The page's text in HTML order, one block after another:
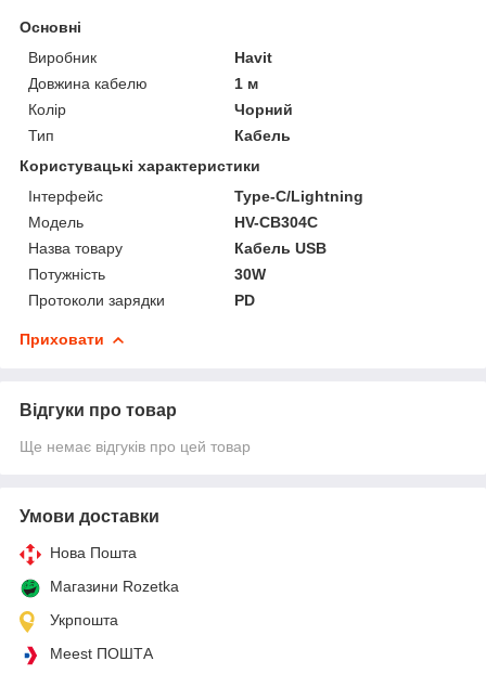
Основні
Виробник
Havit
Довжина кабелю
1 м
Колір
Чорний
Тип
Кабель
Користувацькі характеристики
Інтерфейс
Type-C/Lightning
Мoдель
HV-CB304C
Назва товару
Кабель USB
Потужність
30W
Протоколи зарядки
PD
Приховати
Відгуки про товар
Ще немає відгуків про цей товар
Умови доставки
Нова Пошта
Магазини Rozetka
Укрпошта
Meest ПОШТА